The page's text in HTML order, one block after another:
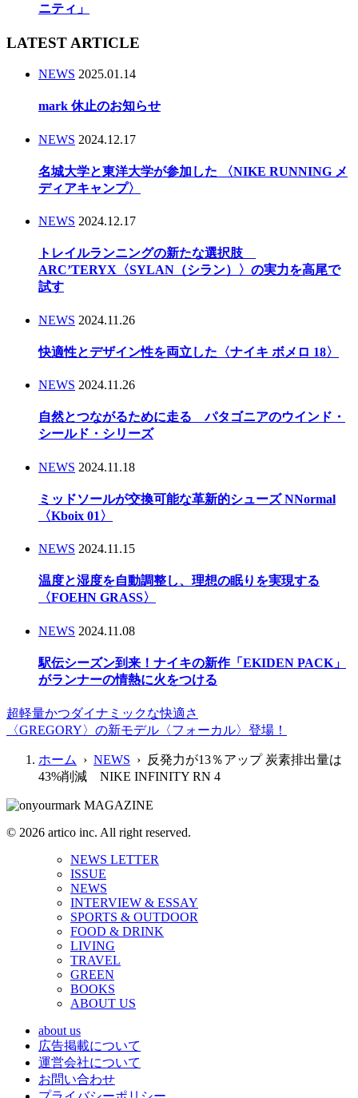
ニティ」
LATEST ARTICLE
NEWS 2025.01.14
mark 休止のお知らせ
NEWS 2024.12.17
名城大学と東洋大学が参加した 〈NIKE RUNNING メ
ディアキャンプ〉
NEWS 2024.12.17
トレイルランニングの新たな選択肢
ARC’TERYX〈SYLAN（シラン）〉の実力を高尾で
試す
NEWS 2024.11.26
快適性とデザイン性を両立した〈ナイキ ボメロ 18〉
NEWS 2024.11.26
自然とつながるために走る パタゴニアのウインド・
シールド・シリーズ
NEWS 2024.11.18
ミッドソールが交換可能な革新的シューズ NNormal
〈Kboix 01〉
NEWS 2024.11.15
温度と湿度を自動調整し、理想の眠りを実現する
〈FOEHN GRASS〉
NEWS 2024.11.08
駅伝シーズン到来！ナイキの新作「EKIDEN PACK」
がランナーの情熱に火をつける
超軽量かつダイナミックな快適さ
〈GREGORY〉の新モデル〈フォーカル〉登場！
ホーム › NEWS › 反発力が13％アップ 炭素排出量は
43%削減 NIKE INFINITY RN 4
© 2026 artico inc. All right reserved.
NEWS LETTER
ISSUE
NEWS
INTERVIEW & ESSAY
SPORTS & OUTDOOR
FOOD & DRINK
LIVING
TRAVEL
GREEN
BOOKS
ABOUT US
about us
広告掲載について
運営会社について
お問い合わせ